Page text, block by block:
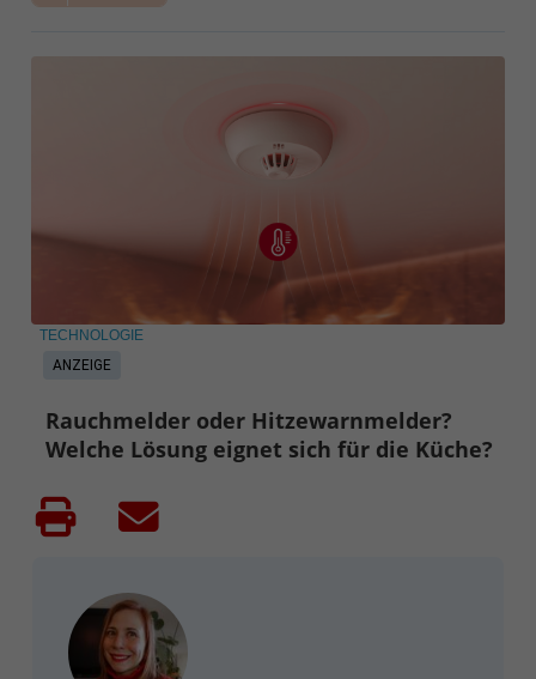
ANZEIGE
TECHNOLOGIE
Rauchmelder oder Hitzewarnmelder?
Welche Lösung eignet sich für die Küche?